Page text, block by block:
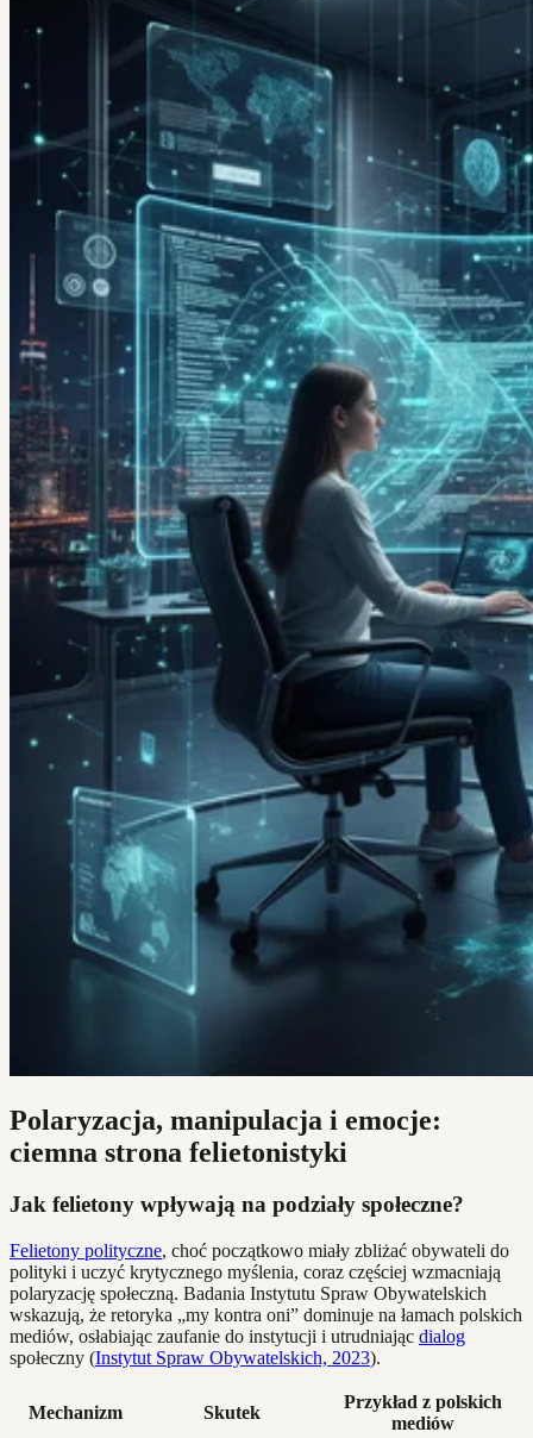
Polaryzacja, manipulacja i emocje:
ciemna strona felietonistyki
Jak felietony wpływają na podziały społeczne?
Felietony polityczne, choć początkowo miały zbliżać obywateli do
polityki i uczyć krytycznego myślenia, coraz częściej wzmacniają
polaryzację społeczną. Badania Instytutu Spraw Obywatelskich
wskazują, że retoryka „my kontra oni” dominuje na łamach polskich
mediów, osłabiając zaufanie do instytucji i utrudniając dialog
społeczny (Instytut Spraw Obywatelskich, 2023).
Mechanizm Skutek
Przykład z polskich
mediów